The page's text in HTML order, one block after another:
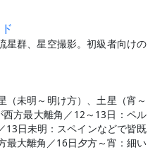
星群、星空撮影。初級者向けの
（未明～明け方）、土星（宵～
方最大離角／12～13日：ペル
13日未明：スペインなどで皆既
最大離角／16日夕方～宵：細い